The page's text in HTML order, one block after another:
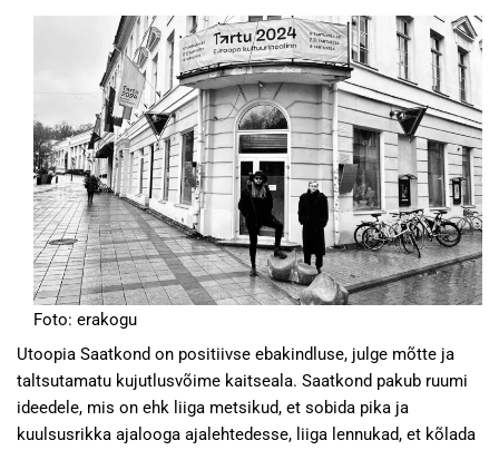
Foto: erakogu
Utoopia Saatkond on positiivse ebakindluse, julge mõtte ja
taltsutamatu kujutlusvõime kaitseala. Saatkond pakub ruumi
ideedele, mis on ehk liiga metsikud, et sobida pika ja
kuulsusrikka ajalooga ajalehtedesse, liiga lennukad, et kõlada